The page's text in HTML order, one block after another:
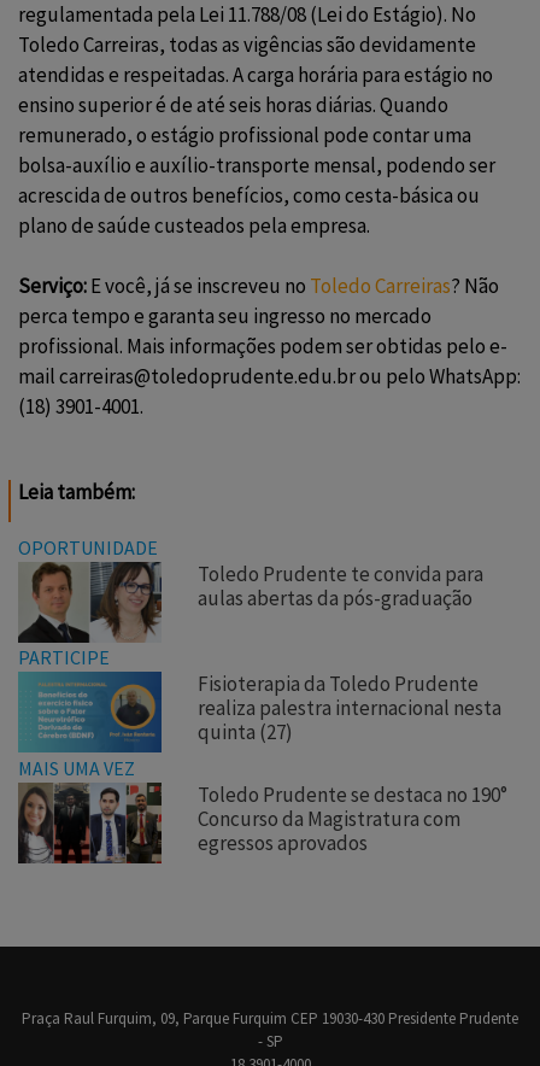
regulamentada pela Lei 11.788/08 (Lei do Estágio). No
Toledo Carreiras, todas as vigências são devidamente
atendidas e respeitadas. A carga horária para estágio no
ensino superior é de até seis horas diárias. Quando
remunerado, o estágio profissional pode contar uma
bolsa-auxílio e auxílio-transporte mensal, podendo ser
acrescida de outros benefícios, como cesta-básica ou
plano de saúde custeados pela empresa.
Serviço:E você, já se inscreveu no Toledo Carreiras? Não
perca tempo e garanta seu ingresso no mercado
profissional. Mais informações podem ser obtidas pelo e-
mail carreiras@toledoprudente.edu.br ou pelo WhatsApp:
(18) 3901-4001.
Leia também:
OPORTUNIDADE
Toledo Prudente te convida para
aulas abertas da pós-graduação
PARTICIPE
Fisioterapia da Toledo Prudente
realiza palestra internacional nesta
quinta (27)
MAIS UMA VEZ
Toledo Prudente se destaca no 190°
Concurso da Magistratura com
egressos aprovados
Praça Raul Furquim, 09, Parque Furquim CEP 19030-430 Presidente Prudente
- SP